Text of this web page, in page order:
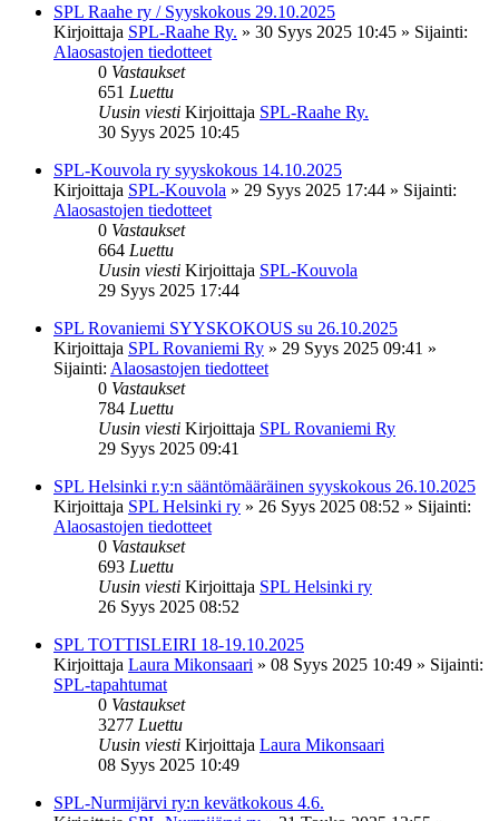
SPL Raahe ry / Syyskokous 29.10.2025
Kirjoittaja SPL-Raahe Ry. » 30 Syys 2025 10:45 » Sijainti:
Alaosastojen tiedotteet
0 Vastaukset
651 Luettu
Uusin viesti Kirjoittaja SPL-Raahe Ry.
30 Syys 2025 10:45
SPL-Kouvola ry syyskokous 14.10.2025
Kirjoittaja SPL-Kouvola » 29 Syys 2025 17:44 » Sijainti:
Alaosastojen tiedotteet
0 Vastaukset
664 Luettu
Uusin viesti Kirjoittaja SPL-Kouvola
29 Syys 2025 17:44
SPL Rovaniemi SYYSKOKOUS su 26.10.2025
Kirjoittaja SPL Rovaniemi Ry » 29 Syys 2025 09:41 »
Sijainti: Alaosastojen tiedotteet
0 Vastaukset
784 Luettu
Uusin viesti Kirjoittaja SPL Rovaniemi Ry
29 Syys 2025 09:41
SPL Helsinki r.y:n sääntömääräinen syyskokous 26.10.2025
Kirjoittaja SPL Helsinki ry » 26 Syys 2025 08:52 » Sijainti:
Alaosastojen tiedotteet
0 Vastaukset
693 Luettu
Uusin viesti Kirjoittaja SPL Helsinki ry
26 Syys 2025 08:52
SPL TOTTISLEIRI 18-19.10.2025
Kirjoittaja Laura Mikonsaari » 08 Syys 2025 10:49 » Sijainti:
SPL-tapahtumat
0 Vastaukset
3277 Luettu
Uusin viesti Kirjoittaja Laura Mikonsaari
08 Syys 2025 10:49
SPL-Nurmijärvi ry:n kevätkokous 4.6.